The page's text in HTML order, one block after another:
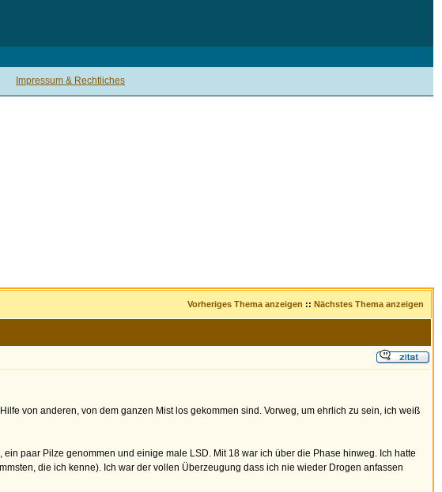
Vorheriges Thema anzeigen :: Nächstes Thema anzeigen
von anderen, von dem ganzen Mist los gekommen sind. Vorweg, um ehrlich zu sein, ich weiß
paar Pilze genommen und einige male LSD. Mit 18 war ich über die Phase hinweg. Ich hatte
die ich kenne). Ich war der vollen Überzeugung dass ich nie wieder Drogen anfassen
Impressum & Rechtliches